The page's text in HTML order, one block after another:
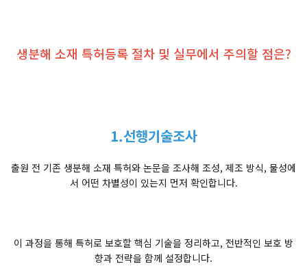
생분해 소재 특허등록 절차 및 실무에서 주의할 점은?
1.선행기술조사
출원 전 기존 생분해 소재 특허와 논문을 조사해 조성, 제조 방식, 물성에
서 어떤 차별성이 있는지 먼저 확인합니다.
이 과정을 통해 특허로 보호할 핵심 기술을 정리하고, 전반적인 보호 방
향과 전략을 함께 설정합니다.